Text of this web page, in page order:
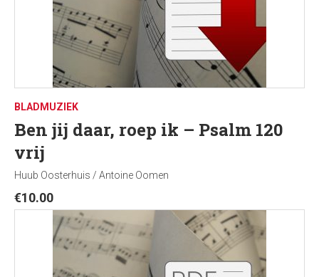
BLADMUZIEK
Ben jij daar, roep ik – Psalm 120
vrij
Huub Oosterhuis / Antoine Oomen
€10.00